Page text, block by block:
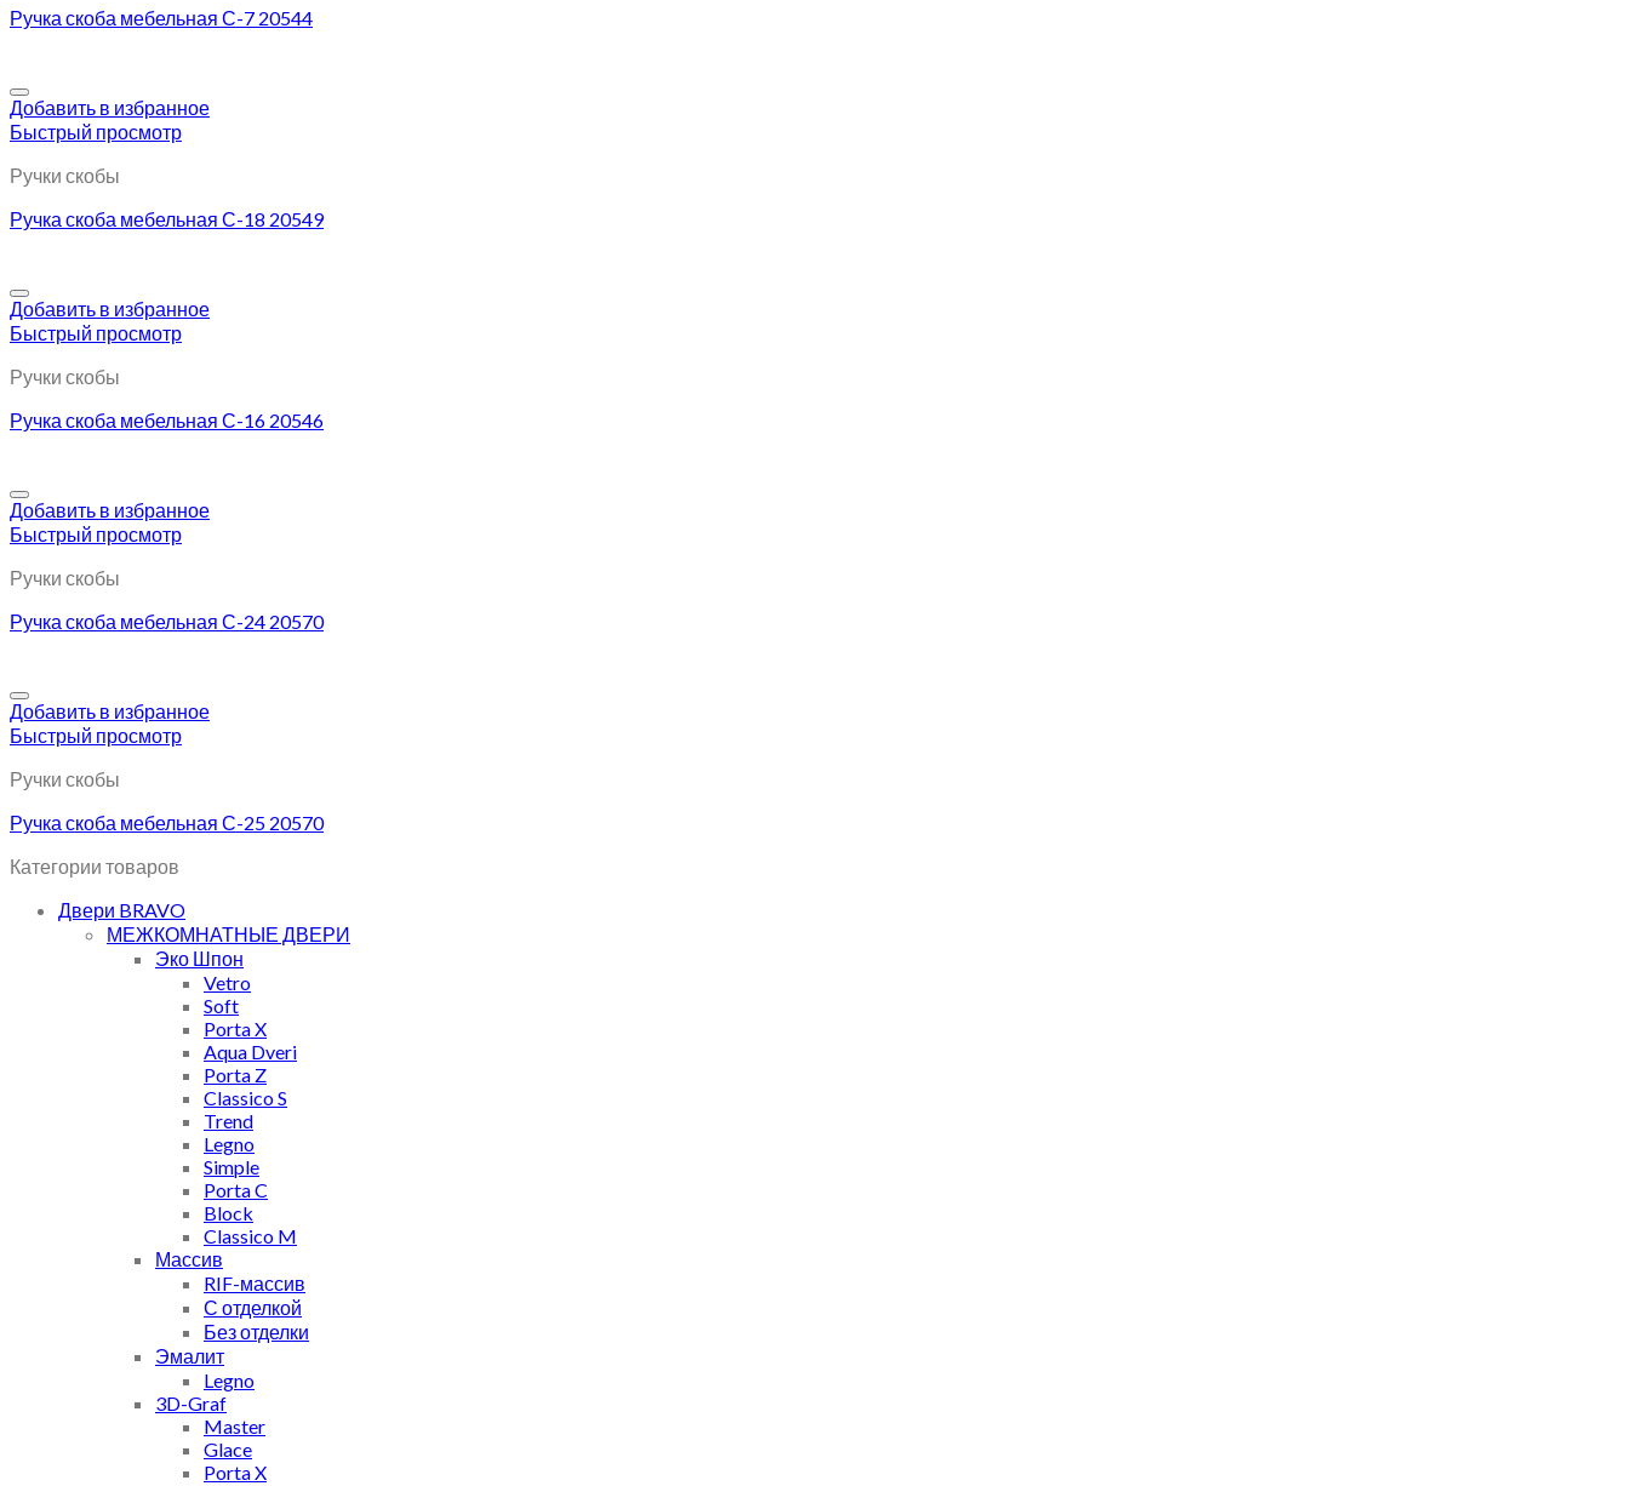
Ручка скоба мебельная С-7 20544
Добавить в избранное
Быстрый просмотр
Ручки скобы
Ручка скоба мебельная С-18 20549
Добавить в избранное
Быстрый просмотр
Ручки скобы
Ручка скоба мебельная С-16 20546
Добавить в избранное
Быстрый просмотр
Ручки скобы
Ручка скоба мебельная С-24 20570
Добавить в избранное
Быстрый просмотр
Ручки скобы
Ручка скоба мебельная С-25 20570
Категории товаров
Двери BRAVO
МЕЖКОМНАТНЫЕ ДВЕРИ
Эко Шпон
Vetro
Soft
Porta X
Aqua Dveri
Porta Z
Classico S
Trend
Legno
Simple
Porta C
Block
Classico M
Массив
RIF-массив
С отделкой
Без отделки
Эмалит
Legno
3D-Graf
Master
Glace
Porta X